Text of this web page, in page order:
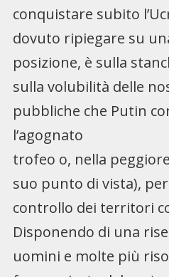
conquistare subito
dovuto ripiegare su
posizione, è sulla
sulla volubilità delle
pubbliche che Putin
l’agognato
trofeo o, nella
suo punto di vista),
controllo dei territori
Disponendo di una
uomini e molte più